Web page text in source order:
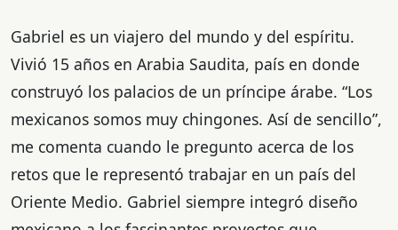
Gabriel es un viajero del mundo y del espíritu.
Vivió 15 años en Arabia Saudita, país en donde
construyó los palacios de un príncipe árabe. “Los
mexicanos somos muy chingones. Así de sencillo”,
me comenta cuando le pregunto acerca de los
retos que le representó trabajar en un país del
Oriente Medio. Gabriel siempre integró diseño